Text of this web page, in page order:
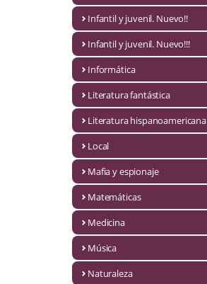
Guerra Civil Española
Infantil y juvenil
Infantil y juvenil. Nuevo!!
Infantil y juvenil. Nuevo!!!
Literatura fantástica
Literatura hispanoamericana
Infantil y juvenil. Nuevo!!
Infantil y juvenil. Nuevo!!!
Informática
Literatura fantástica
Literatura hispanoamericana
Local
Mafia y espionaje
Matemáticas
Medicina
Música
Naturaleza